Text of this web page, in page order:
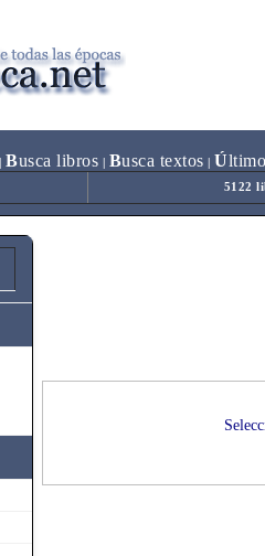
Busca libros Busca textos Ú
5122